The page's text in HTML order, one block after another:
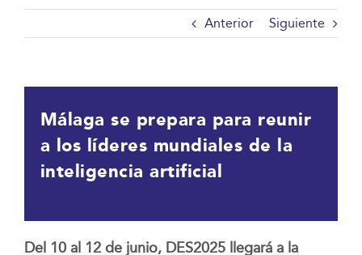
Anterior Siguiente
Málaga se prepara para reunir
a los líderes mundiales de la
inteligencia artificial
Del 10 al 12 de junio, DES2025 llegará a la